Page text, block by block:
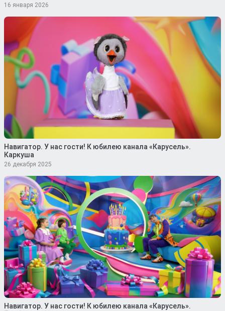
16 января 2026
Навигатор. У нас гости! К юбилею канала «Карусель».
Каркуша
26 декабря 2025
Навигатор. У нас гости! К юбилею канала «Карусель».